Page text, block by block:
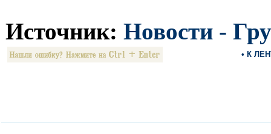
Источник: Новости -
• К